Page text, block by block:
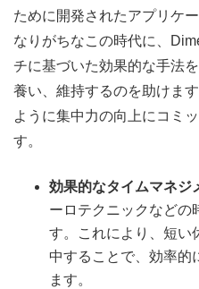
ために開発されたアプリケ
なりがちなこの時代に、
チに基づいた効果的な手法
養い、維持するのを助けま
ように集中力の向上にコミ
す。
効果的なタイムマネジ
ーロテクニックなどの
す。これにより、短い
中することで、効率的
ます。